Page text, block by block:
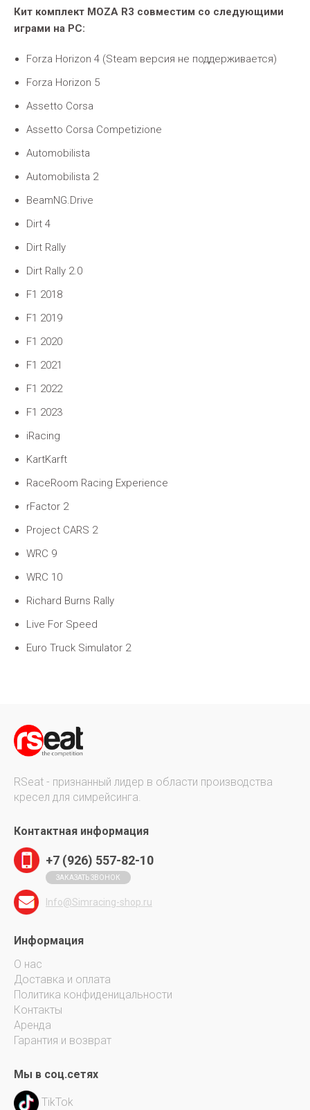
Кит комплект MOZA R3 совместим со следующими
играми на PC:
Forza Horizon 4 (Steam версия не поддерживается)
Forza Horizon 5
Assetto Corsa
Assetto Corsa Competizione
Automobilista
Automobilista 2
BeamNG.Drive
Dirt 4
Dirt Rally
Dirt Rally 2.0
F1 2018
F1 2019
F1 2020
F1 2021
F1 2022
F1 2023
iRacing
KartKarft
RaceRoom Racing Experience
rFactor 2
Project CARS 2
WRC 9
WRC 10
Richard Burns Rally
Live For Speed
Euro Truck Simulator 2
RSeat - признанный лидер в области производства
кресел для симрейсинга.
Контактная информация
+7 (926) 557-82-10
ЗАКАЗАТЬ ЗВОНОК
Info@Simracing-shop.ru
Информация
О нас
Доставка и оплата
Политика конфиденицальности
Контакты
Аренда
Гарантия и возврат
Мы в соц.сетях
TikTok